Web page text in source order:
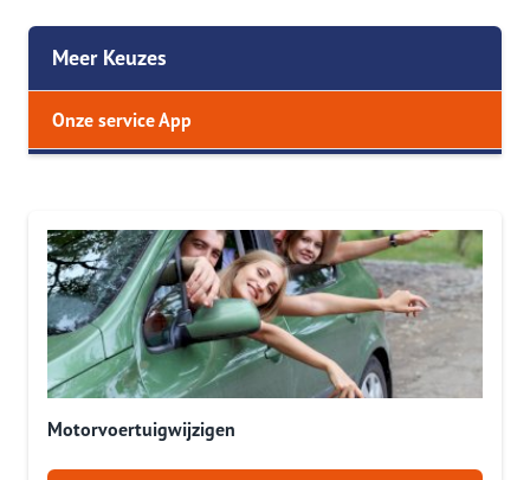
Meer Keuzes
Onze service App
Motorvoertuigwijzigen